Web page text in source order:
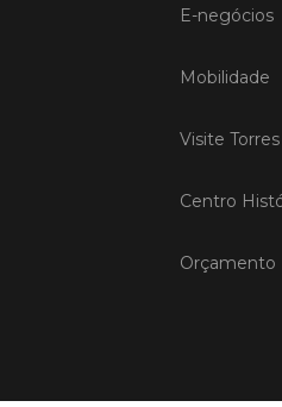
E-negócios
Mobilidade
Visite
Centro
Orçamento